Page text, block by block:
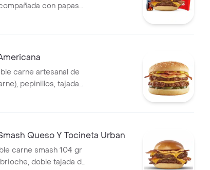
con papas
pet de 400 ml
carne artesanal de
pepinillos, tajada
cheddar, tocineta en
Queso Y Tocineta Urban
carne smash 104 gr
doble tajada de